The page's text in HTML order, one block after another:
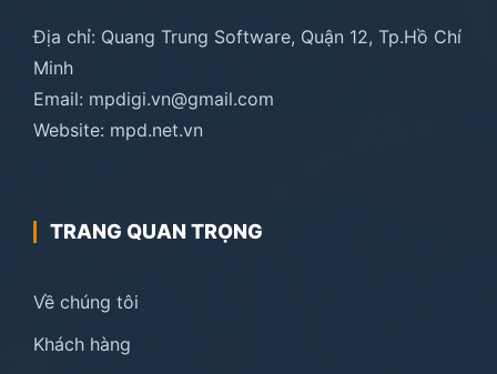
Địa chỉ: Quang Trung Software, Quận 12, Tp.Hồ Chí
Minh
Email: mpdigi.vn@gmail.com
Website: mpd.net.vn
TRANG QUAN TRỌNG
Về chúng tôi
Khách hàng